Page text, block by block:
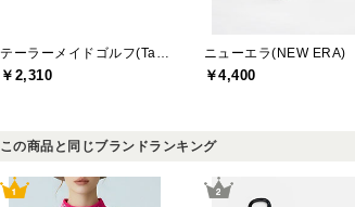
￥2,310
ニューエラ(NEW ERA)
￥4,400
この商品と同じブランドランキング